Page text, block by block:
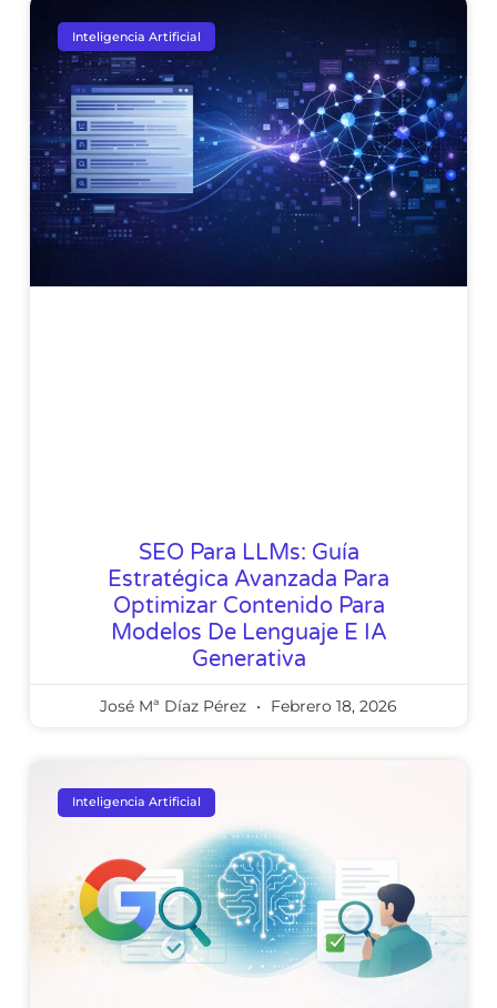
Inteligencia Artificial
SEO Para LLMs: Guía
Estratégica Avanzada Para
Optimizar Contenido Para
Modelos De Lenguaje E IA
Generativa
José Mª Díaz Pérez Febrero 18, 2026
Inteligencia Artificial